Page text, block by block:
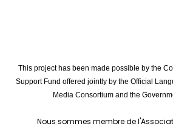
This project has been made possible by the
Support Fund offered jointly by the Official
Media Consortium and the
Nous sommes membre de